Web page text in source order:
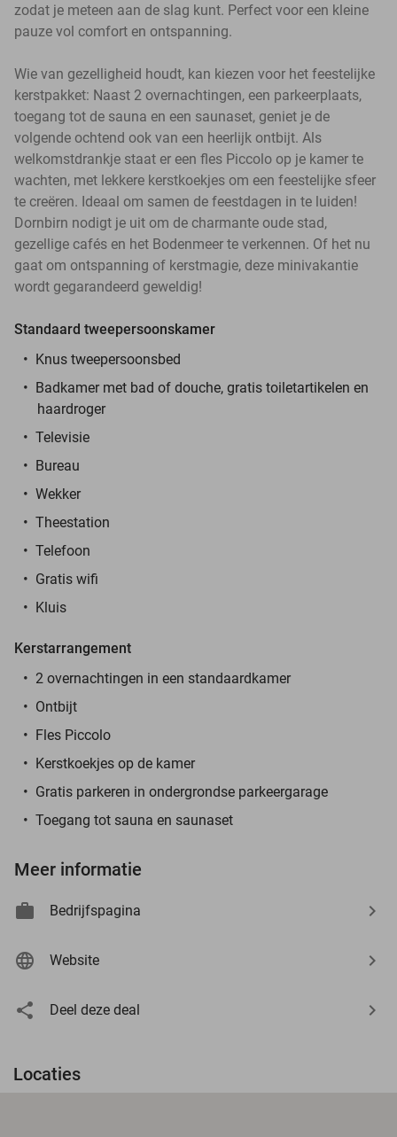
zodat je meteen aan de slag kunt. Perfect voor een kleine
pauze vol comfort en ontspanning.
Wie van gezelligheid houdt, kan kiezen voor het feestelijke
kerstpakket: Naast 2 overnachtingen, een parkeerplaats,
toegang tot de sauna en een saunaset, geniet je de
volgende ochtend ook van een heerlijk ontbijt. Als
welkomstdrankje staat er een fles Piccolo op je kamer te
wachten, met lekkere kerstkoekjes om een feestelijke sfeer
te creëren. Ideaal om samen de feestdagen in te luiden!
Dornbirn nodigt je uit om de charmante oude stad,
gezellige cafés en het Bodenmeer te verkennen. Of het nu
gaat om ontspanning of kerstmagie, deze minivakantie
wordt gegarandeerd geweldig!
Standaard tweepersoonskamer
Knus tweepersoonsbed
Badkamer met bad of douche, gratis toiletartikelen en
haardroger
Televisie
Bureau
Wekker
Theestation
Telefoon
Gratis wifi
Kluis
Kerstarrangement
2 overnachtingen in een standaardkamer
Ontbijt
Fles Piccolo
Kerstkoekjes op de kamer
Gratis parkeren in ondergrondse parkeergarage
Toegang tot sauna en saunaset
Meer informatie
Bedrijfspagina
Website
Deel deze deal
Locaties